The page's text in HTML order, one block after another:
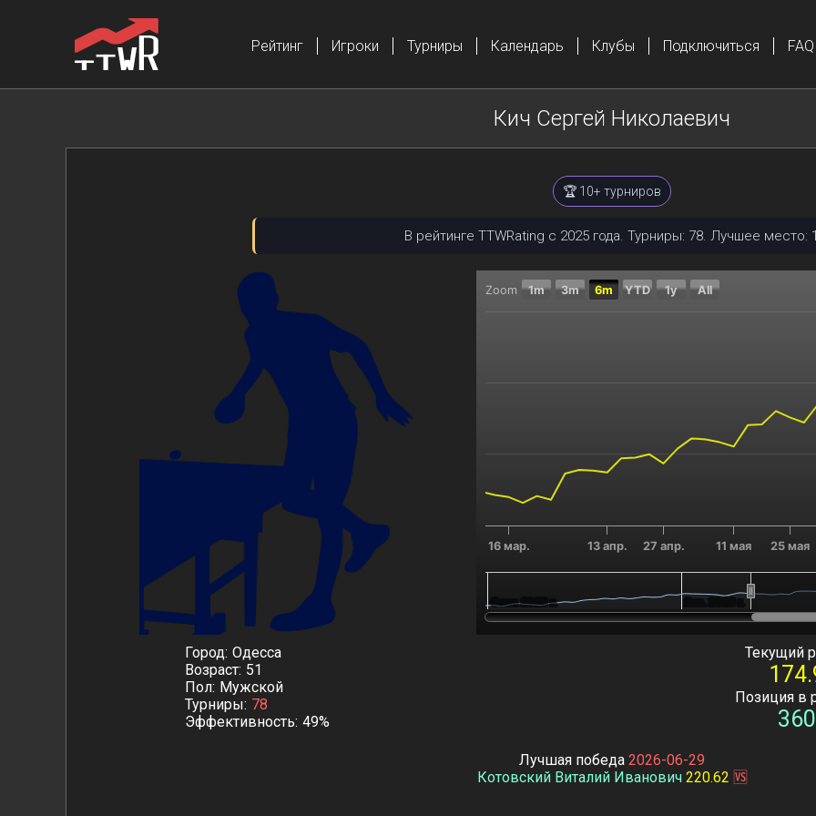
Рейтинг Игроки Турниры Календарь Клубы Подключиться FAQ
Кич Сергей Николаевич
🏆 10+ турниров
В рейтинге TTWRating с 2025 года. Турниры: 78. Лучшее место:
Chart
The chart has 2 Y axes displaying Текущий
Zoom 1m 3m 6m YTD 1y All
16 мар. 13 апр. 27 апр. 11 мая 25 мая
Сент. 2025 г.
Сент. 2025 г.
Город Одесса
Возраст 51
Пол Мужской
Турниры 78
Эффективность 49%
Текущий
Позиция в
Лучшая победа 2026-06-29
Котовский Виталий Иванович 220.62 🆚